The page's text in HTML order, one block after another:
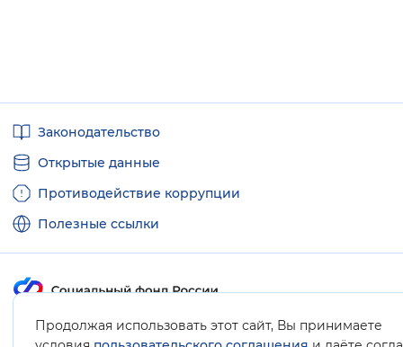
Продолжая использовать этот сайт, Вы принимаете
ссылкиЗаконодательство
Открытые данные
Противодействие коррупции
Полезные ссылки
Карта сайта